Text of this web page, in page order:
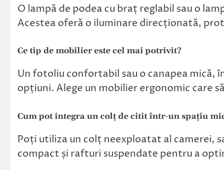
O lampă de podea cu braț reglabil sau o
Acestea oferă o iluminare direcționată,
Ce tip de mobilier este cel mai potrivit?
Un fotoliu confortabil sau o canapea mică,
opțiuni. Alege un mobilier ergonomic care
Cum pot integra un colț de citit într-un spațiu
Poți utiliza un colț neexploatat al camerei,
compact și rafturi suspendate pentru a